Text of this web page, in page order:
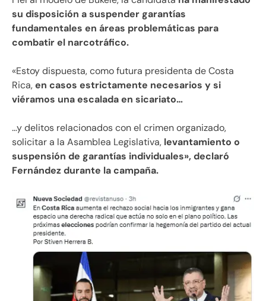
su disposición a suspender garantías
fundamentales en áreas problemáticas para
combatir el narcotráfico.
«Estoy dispuesta, como futura presidenta de Costa
Rica,en casos estrictamente necesarios y si
viéramos una escalada en sicariato…
…y delitos relacionados con el crimen organizado,
solicitar a la Asamblea Legislativa, levantamiento o
suspensión de garantías individuales», declaró
Fernández durante la campaña.